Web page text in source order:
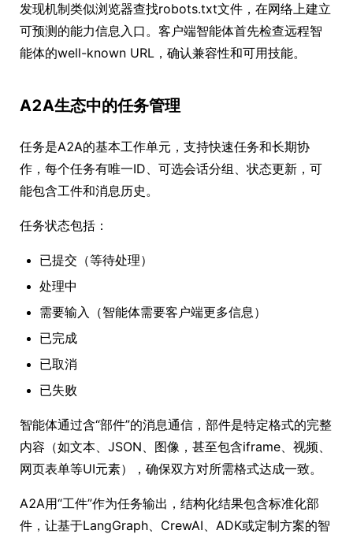
发现机制类似浏览器查找robots.txt文件，在网络上建立
可预测的能力信息入口。客户端智能体首先检查远程智
能体的well-known URL，确认兼容性和可用技能。
A2A生态中的任务管理
任务是A2A的基本工作单元，支持快速任务和长期协
作，每个任务有唯一ID、可选会话分组、状态更新，可
能包含工件和消息历史。
任务状态包括：
已提交（等待处理）
处理中
需要输入（智能体需要客户端更多信息）
已完成
已取消
已失败
智能体通过含“部件”的消息通信，部件是特定格式的完整
内容（如文本、JSON、图像，甚至包含iframe、视频、
网页表单等UI元素），确保双方对所需格式达成一致。
A2A用“工件”作为任务输出，结构化结果包含标准化部
件，让基于LangGraph、CrewAI、ADK或定制方案的智